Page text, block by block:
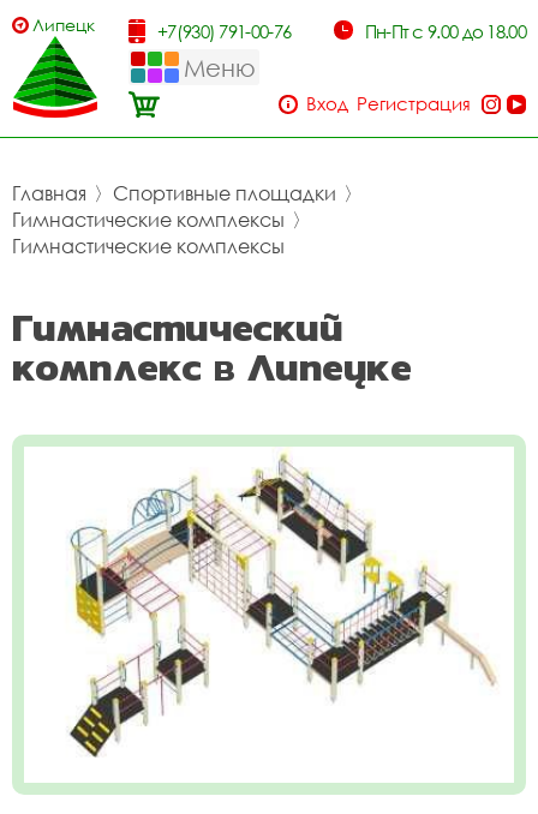
Липецк +7(930) 791-00-76 Пн-Пт с 9.00 до 18.00
Меню
Вход Регистрация
Главная 〉 Спортивные площадки 〉
Гимнастические комплексы 〉
Гимнастические комплексы
Гимнастический
комплекс в Липецке